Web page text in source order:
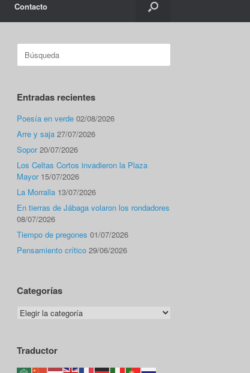
Contacto
Buscar:
Entradas recientes
Poesía en verde 02/08/2026
Arre y saja 27/07/2026
Sopor 20/07/2026
Los Celtas Cortos invadieron la Plaza
Mayor 15/07/2026
La Morralla 13/07/2026
En tierras de Jábaga volaron los rondadores
08/07/2026
Tiempo de pregones 01/07/2026
Pensamiento crítico 29/06/2026
Categorías
Categorías
Traductor